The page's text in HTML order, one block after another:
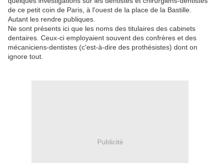
de ce petit coin de Paris, à l'ouest de la place de la Bastille.
Autant les rendre publiques.
Ne sont présents ici que les noms des titulaires des cabinets
dentaires. Ceux-ci employaient souvent des confrères et des
mécaniciens-dentistes (c'est-à-dire des prothésistes) dont on
ignore tout.
Publicité